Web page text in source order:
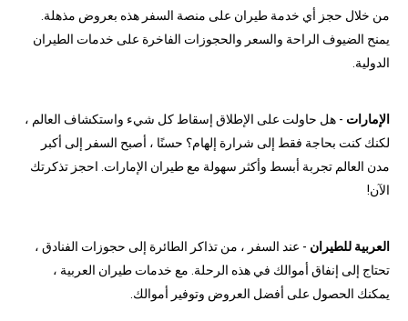
من خلال حجز أي خدمة طيران على منصة السفر هذه بعروض مذهلة.
يمنح الضيوف الراحة والسعر والحجوزات الفاخرة على خدمات الطيران
الدولية.
الإمارات - هل حاولت على الإطلاق إسقاط كل شيء واستكشاف العالم ،
لكنك كنت بحاجة فقط إلى شرارة إلهام؟ حسنًا ، أصبح السفر إلى أكبر
مدن العالم تجربة أبسط وأكثر سهولة مع طيران الإمارات. احجز تذكرتك
الآن!
العربية للطيران - عند السفر ، من تذاكر الطائرة إلى حجوزات الفنادق ،
تحتاج إلى إنفاق أموالك في هذه الرحلة. مع خدمات طيران العربية ،
يمكنك الحصول على أفضل العروض وتوفير أموالك.